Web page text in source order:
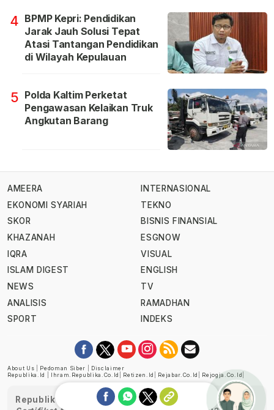
4 BPMP Kepri: Pendidikan
Jarak Jauh Solusi Tepat
Atasi Tantangan Pendidikan
di Wilayah Kepulauan
5 Polda Kaltim Perketat
Pengawasan Kelaikan Truk
Angkutan Barang
AMEERA
EKONOMI SYARIAH
SKOR
KHAZANAH
IQRA
ISLAM DIGEST
NEWS
ANALISIS
SPORT
INTERNASIONAL
TEKNO
BISNIS FINANSIAL
ESGNOW
VISUAL
ENGLISH
TV
RAMADHAN
INDEKS
About Us Pedoman Siber
Disclaimer
Republika.id
Ihram.republika.co.id Retizen.id Rejabar.co.id Rejogja.co.id
Republika telah diverifikasi oleh Dewan Pers